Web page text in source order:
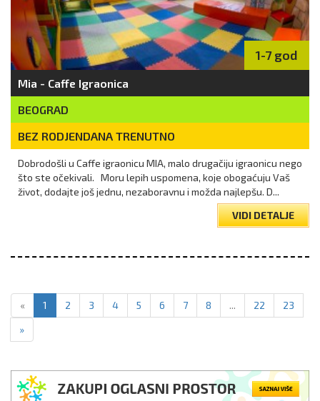
1-7 god
Mia - Caffe Igraonica
BEOGRAD
BEZ RODJENDANA TRENUTNO
Dobrodošli u Caffe igraonicu MIA, malo drugačiju igraonicu nego
što ste očekivali. Moru lepih uspomena, koje obogaćuju Vaš
život, dodajte još jednu, nezaboravnu i možda najlepšu. D...
VIDI DETALJE
« 1 2 3 4 5 6 7 8 ... 22
23
»